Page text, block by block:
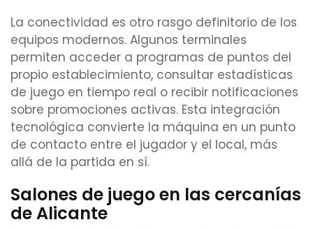
La conectividad es otro rasgo definitorio de los
equipos modernos. Algunos terminales
permiten acceder a programas de puntos del
propio establecimiento, consultar estadísticas
de juego en tiempo real o recibir notificaciones
sobre promociones activas. Esta integración
tecnológica convierte la máquina en un punto
de contacto entre el jugador y el local, más
allá de la partida en sí.
Salones de juego en las cercanías
de Alicante